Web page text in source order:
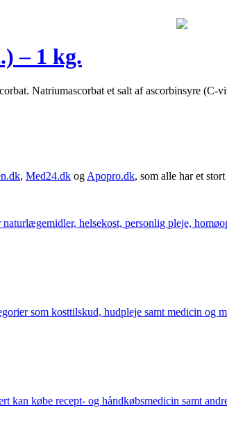
– 1 kg.
Natriumascorbat et salt af ascorbinsyre
, Med24.dk og Apopro.dk, som alle har et
helsekost, personlig pleje,
som kosttilskud, hudpleje samt medicin og
kan købe recept- og håndkøbsmedicin samt